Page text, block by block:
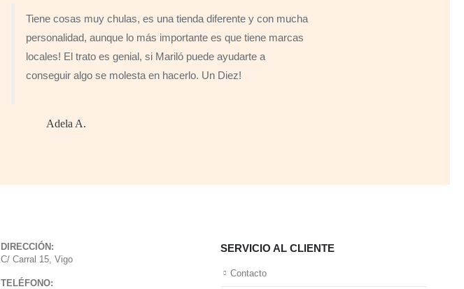
Tiene cosas muy chulas, es una tienda diferente y con mucha
personalidad, aunque lo más importante es que tiene marcas
locales! El trato es genial, si Mariló puede ayudarte a
conseguir algo se molesta en hacerlo. Un Diez!
Adela A.
DIRECCIÓN:
C/ Carral 15, Vigo
TELÉFONO:
SERVICIO AL CLIENTE
Contacto